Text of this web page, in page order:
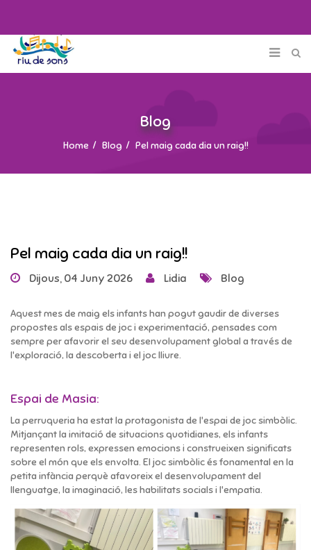
Blog
Home Blog Pel maig cada dia un raig!!
Pel maig cada dia un raig!!
Dijous, 04 Juny 2026 Lidia Blog
Aquest mes de maig els infants han pogut gaudir de diverses
propostes als espais de joc i experimentació, pensades com
sempre per afavorir el seu desenvolupament global a través de
l'exploració, la descoberta i el joc lliure.
Espai de Masia:
La perruqueria ha estat la protagonista de l'espai de joc simbòlic.
Mitjançant la imitació de situacions quotidianes, els infants
representen rols, expressen emocions i construeixen significats
sobre el món que els envolta. El joc simbòlic és fonamental en la
petita infància perquè afavoreix el desenvolupament del
llenguatge, la imaginació, les habilitats socials i l'empatia.